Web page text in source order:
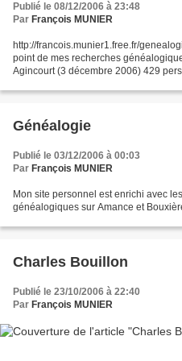
Publié le 08/12/2006 à 23:48
Par François MUNIER
http://francois.munier1.free.fr/
point de mes recherches
Agincourt (3 décembre 2006) 429
Généalogie
Publié le 03/12/2006 à 00:03
Par François MUNIER
Mon site personnel est enrichi avec
généalogiques sur Amance et
Charles Bouillon
Publié le 23/10/2006 à 22:40
Par François MUNIER